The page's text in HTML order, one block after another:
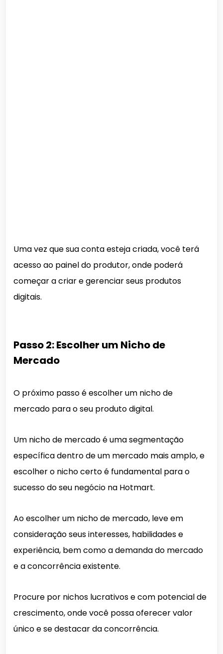
Uma vez que sua conta esteja criada, você terá
acesso ao painel do produtor, onde poderá
começar a criar e gerenciar seus produtos
digitais.
Passo 2: Escolher um Nicho de
Mercado
O próximo passo é escolher um nicho de
mercado para o seu produto digital.
Um nicho de mercado é uma segmentação
específica dentro de um mercado mais amplo, e
escolher o nicho certo é fundamental para o
sucesso do seu negócio na Hotmart.
Ao escolher um nicho de mercado, leve em
consideração seus interesses, habilidades e
experiência, bem como a demanda do mercado
e a concorrência existente.
Procure por nichos lucrativos e com potencial de
crescimento, onde você possa oferecer valor
único e se destacar da concorrência.